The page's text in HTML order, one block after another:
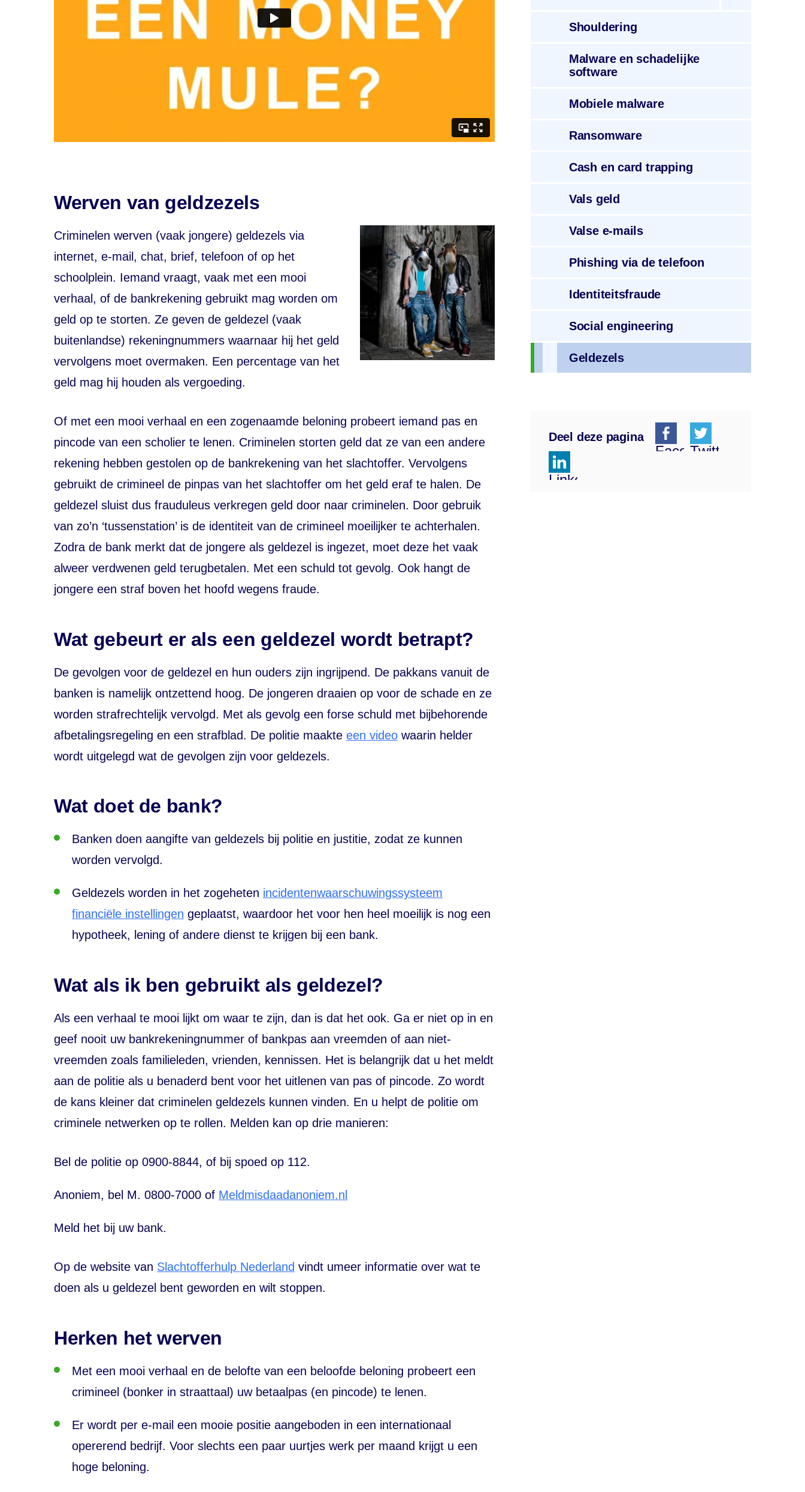
Werven van geldzezels
Criminelen werven (vaak jongere) geldezels via
internet, e-mail, chat, brief, telefoon of op het
schoolplein. Iemand vraagt, vaak met een mooi
verhaal, of de bankrekening gebruikt mag worden om
geld op te storten. Ze geven de geldezel (vaak
buitenlandse) rekeningnummers waarnaar hij het geld
vervolgens moet overmaken. Een percentage van het
geld mag hij houden als vergoeding.
Of met een mooi verhaal en een zogenaamde beloning probeert iemand pas en
pincode van een scholier te lenen. Criminelen storten geld dat ze van een andere
rekening hebben gestolen op de bankrekening van het slachtoffer. Vervolgens
gebruikt de crimineel de pinpas van het slachtoffer om het geld eraf te halen. De
geldezel sluist dus frauduleus verkregen geld door naar criminelen. Door gebruik
van zo’n ‘tussenstation’ is de identiteit van de crimineel moeilijker te achterhalen.
Zodra de bank merkt dat de jongere als geldezel is ingezet, moet deze het vaak
alweer verdwenen geld terugbetalen. Met een schuld tot gevolg. Ook hangt de
jongere een straf boven het hoofd wegens fraude.
Wat gebeurt er als een geldezel wordt betrapt?
De gevolgen voor de geldezel en hun ouders zijn ingrijpend. De pakkans vanuit de
banken is namelijk ontzettend hoog. De jongeren draaien op voor de schade en ze
worden strafrechtelijk vervolgd. Met als gevolg een forse schuld met bijbehorende
afbetalingsregeling en een strafblad. De politie maakte een video waarin helder
wordt uitgelegd wat de gevolgen zijn voor geldezels.
Wat doet de bank?
Banken doen aangifte van geldezels bij politie en justitie, zodat ze kunnen
worden vervolgd.
Geldezels worden in het zogeheten incidentenwaarschuwingssysteem
financiële instellingen geplaatst, waardoor het voor hen heel moeilijk is nog een
hypotheek, lening of andere dienst te krijgen bij een bank.
Wat als ik ben gebruikt als geldezel?
Als een verhaal te mooi lijkt om waar te zijn, dan is dat het ook. Ga er niet op in en
geef nooit uw bankrekeningnummer of bankpas aan vreemden of aan niet-
vreemden zoals familieleden, vrienden, kennissen. Het is belangrijk dat u het meldt
aan de politie als u benaderd bent voor het uitlenen van pas of pincode. Zo wordt
de kans kleiner dat criminelen geldezels kunnen vinden. En u helpt de politie om
criminele netwerken op te rollen. Melden kan op drie manieren:
Bel de politie op 0900-8844, of bij spoed op 112.
Anoniem, bel M. 0800-7000 of Meldmisdaadanoniem.nl
Meld het bij uw bank.
Op de website van Slachtofferhulp Nederland vindt umeer informatie over wat te
doen als u geldezel bent geworden en wilt stoppen.
Herken het werven
Met een mooi verhaal en de belofte van een beloofde beloning probeert een
crimineel (bonker in straattaal) uw betaalpas (en pincode) te lenen.
Er wordt per e-mail een mooie positie aangeboden in een internationaal
opererend bedrijf. Voor slechts een paar uurtjes werk per maand krijgt u een
hoge beloning.
Shouldering
Malwareen schadelijke
software
Mobielemalware
Ransomware
Cash en card trapping
Vals geld
Valsee-mails
Phishing via de telefoon
Identiteitsfraude
Social engineering
Geldezels
Deel deze pagina
Facebook
Twitter
Linkedin